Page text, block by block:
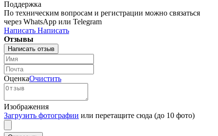
Поддержка
По техническим вопросам и регистрации можно связаться
через WhatsApp или Telegram
Написать Написать
Отзывы
Написать отзыв
ОценкаОчистить
Изображения
Загрузить фотографии или перетащите сюда (до 10 фото)